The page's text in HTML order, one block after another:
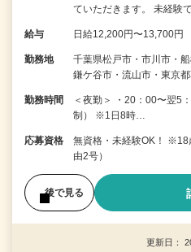
ていただきます。 未経験
給与 日給12,200円〜13,700円
勤務地
千葉県松戸市・市川市・
鎌ケ谷市・流山市・東京
勤務時間
＜夜勤＞ ・20：00〜翌5
制） ※1日8時…
応募資格
無資格・未経験OK！ ※18
由2号）
後で見る
更新日：